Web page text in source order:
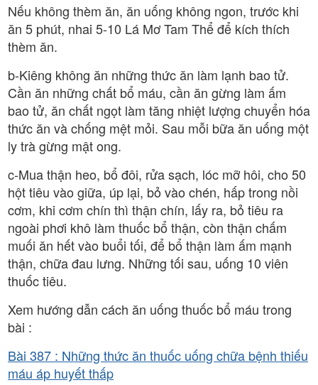
Nếu không thèm ăn, ăn uống không ngon, trước khi
ăn 5 phút, nhai 5-10 Lá Mơ Tam Thể để kích thích
thèm ăn.
b-Kiêng không ăn những thức ăn làm lạnh bao tử.
Cần ăn những chất bổ máu, cần ăn gừng làm ấm
bao tử, ăn chất ngọt làm tăng nhiệt lượng chuyển hóa
thức ăn và chống mệt mỏi. Sau mỗi bữa ăn uống một
ly trà gừng mật ong.
c-Mua thận heo, bổ đôi, rửa sạch, lóc mỡ hôi, cho 50
hột tiêu vào giữa, úp lại, bỏ vào chén, hấp trong nồi
cơm, khi cơm chín thì thận chín, lấy ra, bỏ tiêu ra
ngoài phơi khô làm thuốc bổ thận, còn thận chấm
muối ăn hết vào buổi tối, để bổ thận làm ấm mạnh
thận, chữa đau lưng. Những tối sau, uống 10 viên
thuốc tiêu.
Xem hướng dẫn cách ăn uống thuốc bổ máu trong
bài :
Bài 387 : Những thức ăn thuốc uống chữa bệnh thiếu
máu áp huyết thấp